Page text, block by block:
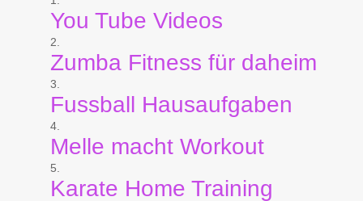
You Tube Videos
Zumba Fitness für daheim
Fussball Hausaufgaben
Melle macht Workout
Karate Home Training